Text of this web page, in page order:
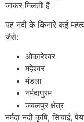
जाकर मिलती है।
यह नदी के किनारे कई
जैसे:
ओंकारेश्वर
महेश्वर
मंडला
नर्मदापुरम
जबलपुर क्षेत्र
नर्मदा नदी कृषि, सिंचाई,